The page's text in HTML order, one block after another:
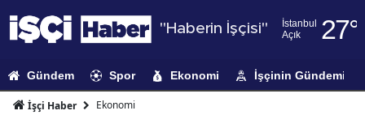
"Haberin İşçisi"
İstanbul
Açık
27°
Adıyaman
Gündem Spor Ekonomi İşçinin Gündemi
İşçi Haber Ekonomi